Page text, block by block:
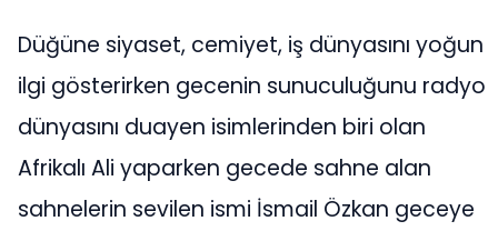
Düğüne siyaset, cemiyet, iş dünyasını yoğun
ilgi gösterirken gecenin sunuculuğunu radyo
dünyasını duayen isimlerinden biri olan
Afrikalı Ali yaparken gecede sahne alan
sahnelerin sevilen ismi İsmail Özkan geceye